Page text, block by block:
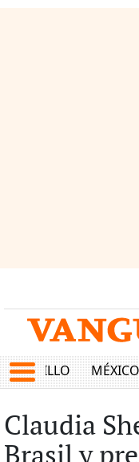
SALTILLO MÉXICO
Claudia